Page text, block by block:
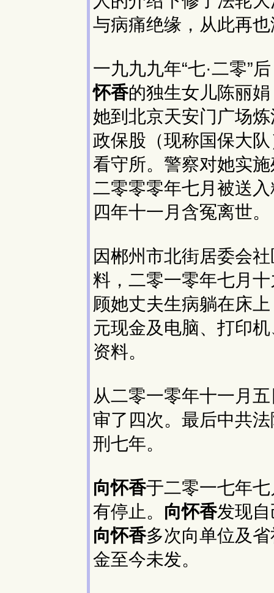
与病痛绝缘，从此再
一九九九年“七·二零”
怀香的独生女儿陈丽
她到北京天安门广场
政保股（现称国保大
看守所。警察对她实
二零零零年七月被送
四年十一月含冤离世。
因郴州市北街居委会
料，二零一零年七月
顾她丈夫生病躺在床
元现金及电脑、打印
资料。
从二零一零年十一月
审了四次。最后中共
刑七年。
向怀香于二零一七年
有停止。 向怀香发现
向怀香多次向单位及
金至今未发。